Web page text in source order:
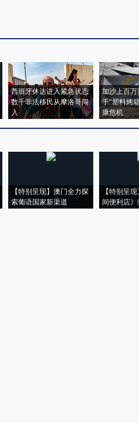
西班牙休达进入紧急状态
数千非法移民从摩洛哥闯
入
加沙上百
于“塑料烤
康危机
【特别呈现】澳门全力探
索葡语国家新渠道
【特别呈
间便利店